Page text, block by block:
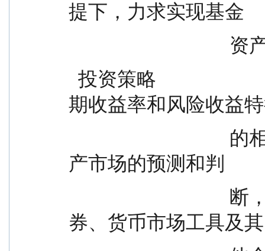
提下，力求实现基金
期收益率和风险收益
产市场的预测和判
券、货币市场工具及其